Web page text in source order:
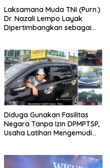
Laksamana Muda TNI (Purn.)
Dr. Nazali Lempo Layak
Dipertimbangkan sebagai
Berkompromi terhadap
Penegakan Hukum
Diduga Gunakan Fasilitas
Negara Tanpa Izin DPMPTSP,
Usaha Latihan Mengemudi